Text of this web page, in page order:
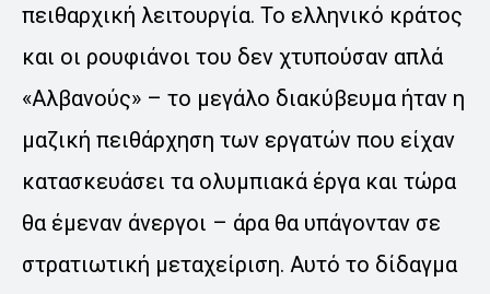
πειθαρχική λειτουργία. Το ελληνικό κράτος
και οι ρουφιάνοι του δεν χτυπούσαν απλά
«Αλβανούς» – το μεγάλο διακύβευμα ήταν η
μαζική πειθάρχηση των εργατών που είχαν
κατασκευάσει τα ολυμπιακά έργα και τώρα
θα έμεναν άνεργοι – άρα θα υπάγονταν σε
στρατιωτική μεταχείριση. Αυτό το δίδαγμα